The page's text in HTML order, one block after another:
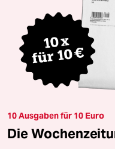
10 Ausgaben für 10 Euro
Die